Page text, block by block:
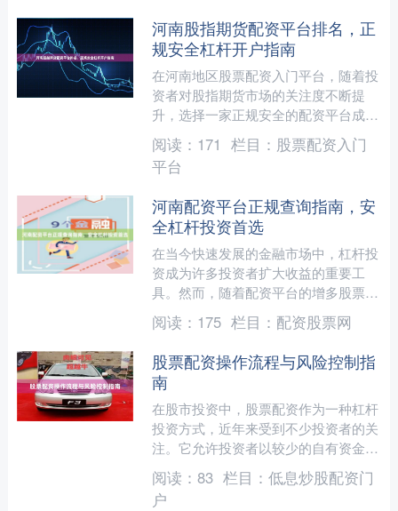
河南股指期货配资平台排名，正
规安全杠杆开户指南
在河南地区股票配资入门平台，随着投
资者对股指期货市场的关注度不断提
升，选择一家正规安全的配资平台成为
众多交易者首要考虑的问题。本文将为
您深入解析河南地区股指期货....
阅读： 171 栏目： 股票配资入门
平台
河南配资平台正规查询指南，安
全杠杆投资首选
在当今快速发展的金融市场中，杠杆投
资成为许多投资者扩大收益的重要工
具。然而，随着配资平台的增多股票配
资入门平台，如何选择正规、安全的平
台成为投资者关注的焦点。特....
阅读： 175 栏目： 配资股票网
股票配资操作流程与风险控制指
南
在股市投资中，股票配资作为一种杠杆
投资方式，近年来受到不少投资者的关
注。它允许投资者以较少的自有资金撬
动更大规模的交易资金，从而放大收益
潜力。然而股票配资入门平....
阅读： 83 栏目： 低息炒股配资门
户